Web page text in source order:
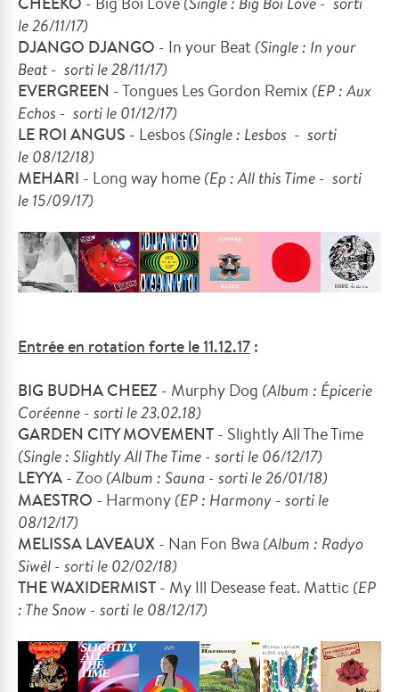
le26/11/17)
DJANGO DJANGO - In your Beat (Single : In your
Beat - sorti le28/11/17)
EVERGREEN -Tongues Les Gordon Remix (EP : Aux
Echos - sorti le 01/12/17)
LE ROI ANGUS - Lesbos (Single : Lesbos - sorti
le 08/12/18)
MEHARI - Long way home (Ep : All this Time - sorti
le 15/09/17)
Entrée en rotation forte le 11.12.17 :
BIG BUDHA CHEEZ - Murphy Dog (Album : Épicerie
Coréenne - sorti le 23.02.18)
GARDEN CITY MOVEMENT - Slightly All The Time
(Single : Slightly All The Time - sorti le 06/12/17)
LEYYA - Zoo (Album : Sauna - sorti le 26/01/18)
MAESTRO - Harmony (EP : Harmony - sorti le
08/12/17)
MELISSA LAVEAUX - Nan Fon Bwa (Album : Radyo
Siwèl - sorti le 02/02/18)
THE WAXIDERMIST - My Ill Desease feat. Mattic (EP
: The Snow - sorti le 08/12/17)